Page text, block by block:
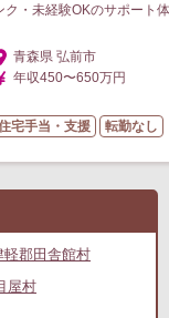
ク・未経験OKのサポート
青森県 弘前市
年収450〜650万円
宅手当・支援 転勤なし
軽郡田舎館村
屋村